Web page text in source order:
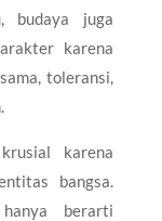
budaya juga
karena
toleransi,
karena
bangsa.
berarti